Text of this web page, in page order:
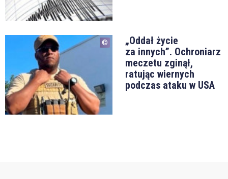
„Oddał życie
za innych”. Ochroniarz
meczetu zginął,
ratując wiernych
podczas ataku w USA